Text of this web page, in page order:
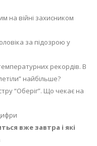
на війні захисником
за підозрою у
рекордів. В
найбільше?
“Оберіг”. Що чекає на
вже завтра і які